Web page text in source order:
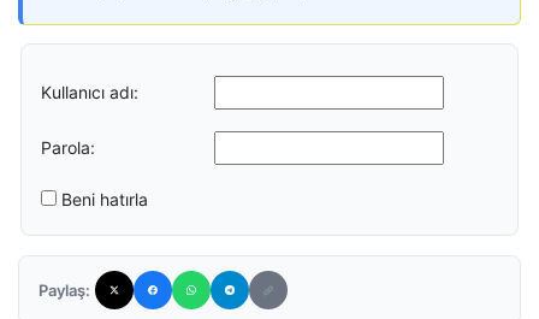
Kullanıcı adı:
Parola:
Beni hatırla
Paylaş: